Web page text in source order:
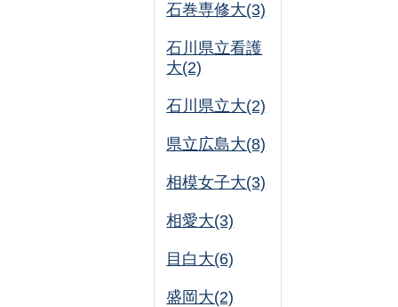
石巻専修大(3)
石川県立看護
大(2)
石川県立大(2)
県立広島大(8)
相模女子大(3)
相愛大(3)
目白大(6)
盛岡大(2)